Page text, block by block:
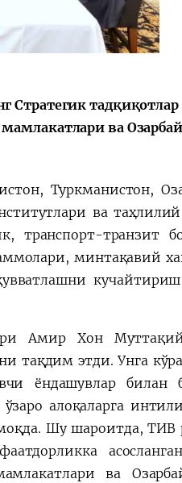
Стратегик
ва
Туркманистон,
ва таҳлилий
транспорт-транзит
минтақавий
Амир Хон
тақдим этди. Унга
ёндашувлар билан
алоқаларга
Шу шароитда, ТИВ
ва